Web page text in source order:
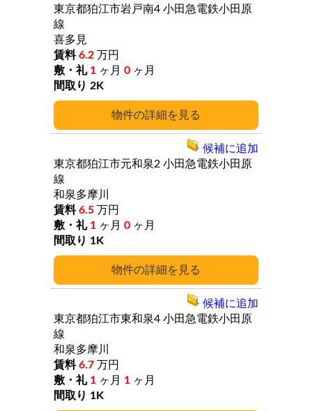
詳細
東京都狛江市岩戸南4 小田急電鉄小田原
線
喜多見
6.2 万円
1 ヶ月 0 ヶ月
2K
詳細
東京都狛江市元和泉2 小田急電鉄小田原
線
和泉多摩川
6.5 万円
1 ヶ月 0 ヶ月
1K
候補に追加
東京都狛江市東和泉4 小田急電鉄小田原
線
和泉多摩川
6.7 万円
1 ヶ月 1 ヶ月
1K
候補に追加